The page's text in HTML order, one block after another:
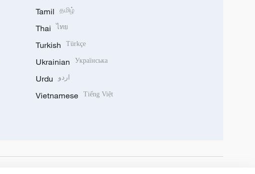
Tamil தமிழ்
Thai ไทย
Turkish Türkçe
Ukrainian Українська
Urdu اردو
Vietnamese Tiếng Việt